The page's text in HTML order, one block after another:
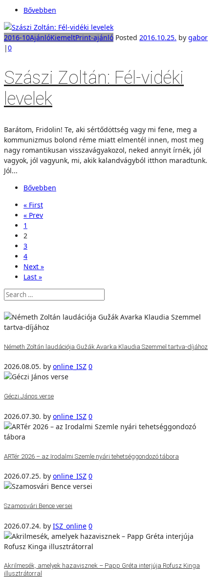
Bővebben
2016-10AjánlóKiemeltPrint-ajánló Posted 2016.10.25. by gabor
|0
Szászi Zoltán: Fél-vidéki
levelek
Barátom, Fridolin! Te, aki sértődöttség vagy mi fene, meg a
kommunizmus bolond réme miatt elmentél innen, most meg
nagy romantikusan visszavágyakozol, neked annyit írnék, jól
vagyok, jól vagyunk, mi, akik kalandvágyból itthon maradtunk.
Jól...
Bővebben
« First
« Prev
1
2
3
4
Next »
Last »
Németh Zoltán laudációja Gužák Avarka Klaudia Szemmel tartva-díjához
2026.08.05. by online_ISZ 0
Géczi János verse
2026.07.30. by online_ISZ 0
ARTér 2026 – az Irodalmi Szemle nyári tehetséggondozó tábora
2026.07.25. by online_ISZ 0
Szamosvári Bence versei
2026.07.24. by ISZ_online 0
Akrilmesék, amelyek hazavisznek – Papp Gréta interjúja Rofusz Kinga
illusztrátorral